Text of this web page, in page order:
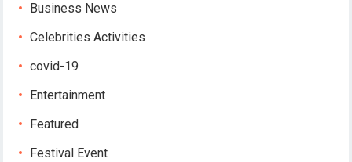
Business News
Celebrities Activities
covid-19
Entertainment
Featured
Festival Event